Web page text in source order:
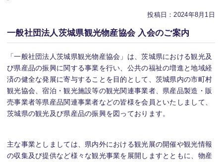
投稿日：2024年8月1日
一般社団法人茨城県観光物産協会 入会のご案内
「一般社団法人茨城県観光物産協会」は、茨城県における観光及
び県産品の振興に関する事業を行い、公共の福祉の増進と地域経
済の健全な発展に寄与することを目的として、茨城県内の市町村
観光協会、宿泊・観光施設等の観光関連事業者、県産品製造・販
売事業者等県産品関連事業者などの皆様を会員といたしまして、
茨城県の観光及び県産品の振興を図っております。
主な事業としましては、県内外における観光展の開催や観光情報
の収集及び提供など様々な観光事業を展開しますとともに、物産